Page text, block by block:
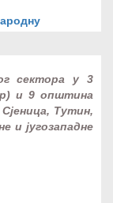
за
сектора у 3
и 9 општина
Тутин,
и југозападне